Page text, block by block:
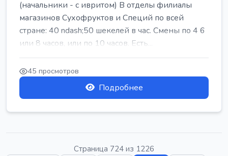
(начальники - с ивритом) В отделы филиалы
магазинов Сухофруктов и Специй по всей
стране: 40 ndash;50 шекелей в час. Смены по 4 6
или 8 часов, или по 10 часов. Есть...
45 просмотров
Подробнее
Страница 724 из 1226